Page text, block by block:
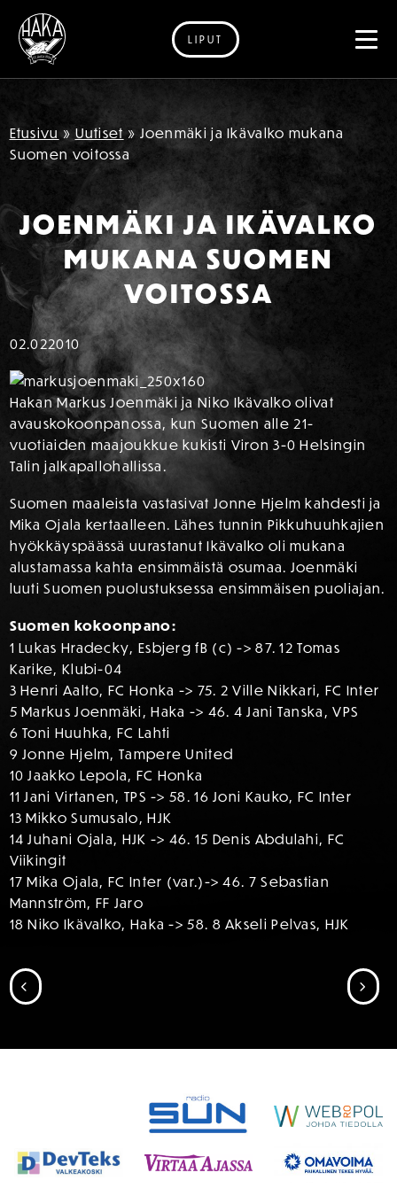
Siirry sisältöön
LIPUT
Etusivu » Uutiset » Joenmäki ja Ikävalko mukana
Suomen voitossa
JOENMÄKI JA IKÄVALKO
MUKANA SUOMEN
VOITOSSA
02.022010
Hakan Markus Joenmäki ja Niko Ikävalko olivat
avauskokoonpanossa, kun Suomen alle 21-
vuotiaiden maajoukkue kukisti Viron 3-0 Helsingin
Talin jalkapallohallissa.
Suomen maaleista vastasivat Jonne Hjelm kahdesti ja
Mika Ojala kertaalleen. Lähes tunnin Pikkuhuuhkajien
hyökkäyspäässä uurastanut Ikävalko oli mukana
alustamassa kahta ensimmäistä osumaa. Joenmäki
luuti Suomen puolustuksessa ensimmäisen puoliajan.
Suomen kokoonpano:
1 Lukas Hradecky, Esbjerg fB (c) -> 87. 12 Tomas
Karike, Klubi-04
3 Henri Aalto, FC Honka -> 75. 2 Ville Nikkari, FC Inter
5 Markus Joenmäki, Haka -> 46. 4 Jani Tanska, VPS
6 Toni Huuhka, FC Lahti
9 Jonne Hjelm, Tampere United
10 Jaakko Lepola, FC Honka
11 Jani Virtanen, TPS -> 58. 16 Joni Kauko, FC Inter
13 Mikko Sumusalo, HJK
14 Juhani Ojala, HJK -> 46. 15 Denis Abdulahi, FC
Viikingit
17 Mika Ojala, FC Inter (var.)-> 46. 7 Sebastian
Mannström, FF Jaro
18 Niko Ikävalko, Haka -> 58. 8 Akseli Pelvas, HJK
SIIRRY EDELLISEEN